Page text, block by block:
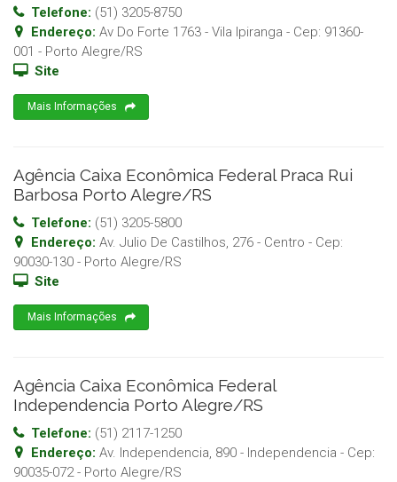
Telefone: (51) 3205-8750
Endereço: Av Do Forte 1763 - Vila Ipiranga - Cep: 91360-
001 - Porto Alegre/RS
Site
Mais Informações
Agência Caixa Econômica Federal Praca Rui
Barbosa Porto Alegre/RS
Telefone: (51) 3205-5800
Endereço: Av. Julio De Castilhos, 276 - Centro - Cep:
90030-130 - Porto Alegre/RS
Site
Mais Informações
Agência Caixa Econômica Federal
Independencia Porto Alegre/RS
Telefone: (51) 2117-1250
Endereço: Av. Independencia, 890 - Independencia - Cep:
90035-072- Porto Alegre/RS